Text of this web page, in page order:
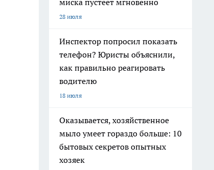
миска пустеет мгновенно
28 июля
Инспектор попросил показать
телефон? Юристы объяснили,
как правильно реагировать
водителю
18 июля
Оказывается, хозяйственное
мыло умеет гораздо больше: 10
бытовых секретов опытных
хозяек